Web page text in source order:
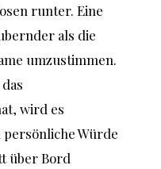
runter. Eine
als die
umzustimmen.
wird es
Würde
über Bord